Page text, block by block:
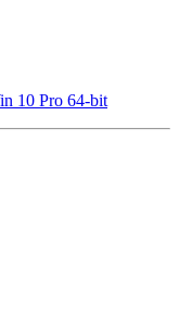
10 Pro 64-bit